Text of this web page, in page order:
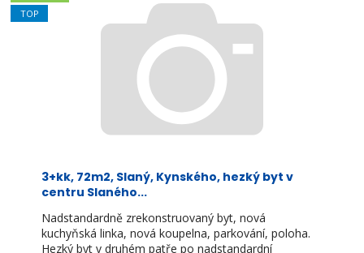
3+kk, 72m2, Slaný, Kynského, hezký byt v
centru Slaného...
TOP
Nadstandardně zrekonstruovaný byt, nová
kuchyňská linka, nová koupelna, parkování, poloha.
Hezký byt v druhém patře po nadstandardní